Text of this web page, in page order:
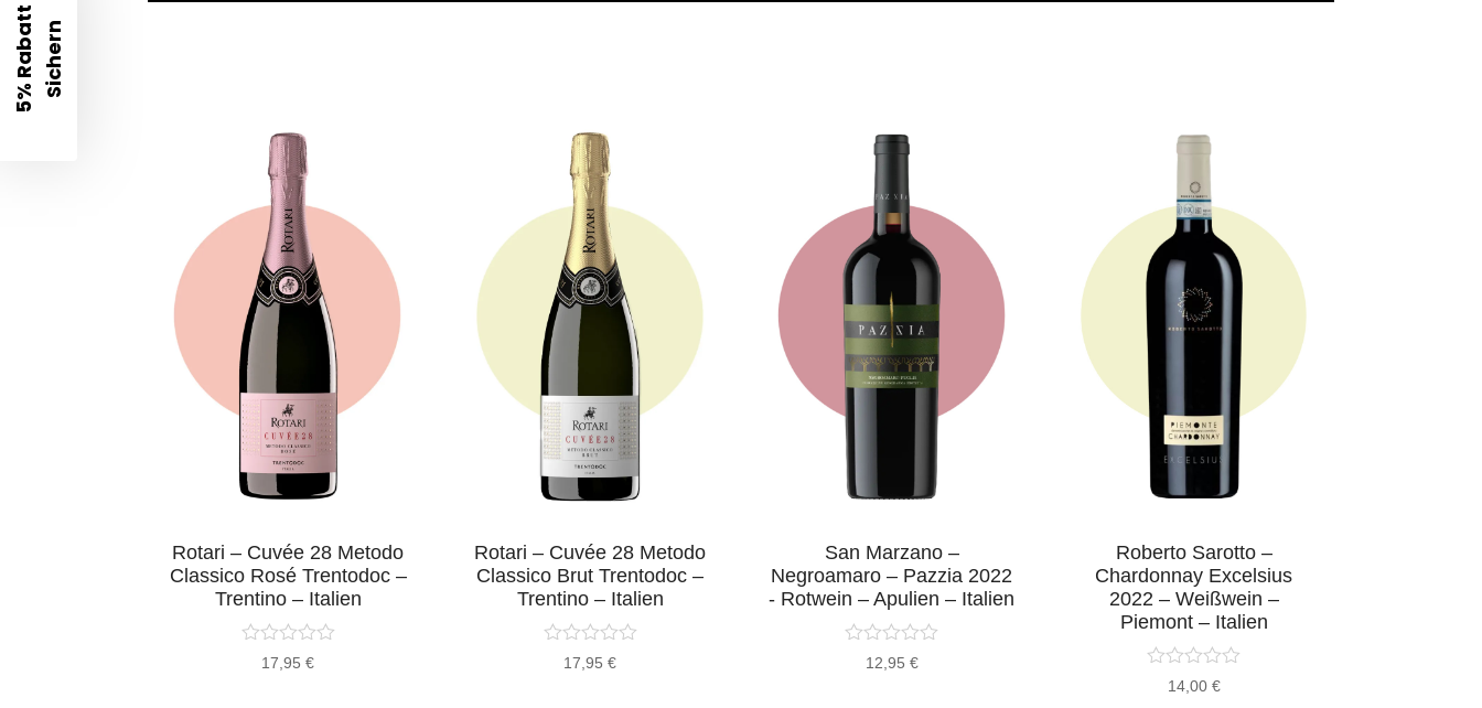
Rotari – Cuvée 28 Metodo
Classico Rosé Trentodoc –
Trentino – Italien
17,95€
Rotari – Cuvée 28 Metodo
Classico Brut Trentodoc –
Trentino – Italien
17,95€
San Marzano –
Negroamaro – Pazzia 2022
- Rotwein – Apulien – Italien
12,95 €
Roberto Sarotto –
Chardonnay Excelsius
2022 – Weißwein –
Piemont – Italien
14,00 €
5
%
R
a
ba
t
t
S
i
c
h
e
rn